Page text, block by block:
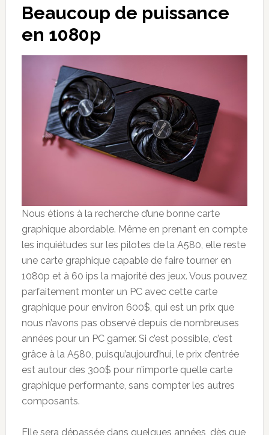
Beaucoup de puissance
en 1080p
Nous étions à la recherche d’une bonne carte
graphique abordable. Même en prenant en compte
les inquiétudes sur les pilotes de la A580, elle reste
une carte graphique capable de faire tourner en
1080p et à 60 ips la majorité des jeux. Vous pouvez
parfaitement monter un PC avec cette carte
graphique pour environ 600$, qui est un prix que
nous n’avons pas observé depuis de nombreuses
années pour un PC gamer. Si c’est possible, c’est
grâce à la A580, puisqu’aujourd’hui, le prix d’entrée
est autour des 300$ pour n’importe quelle carte
graphique performante, sans compter les autres
composants.
Elle sera dépassée dans quelques années, dès que